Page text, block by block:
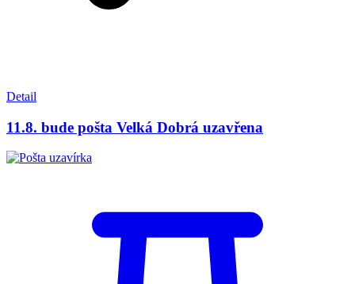
Detail
11.8. bude pošta Velká Dobrá uzavřena